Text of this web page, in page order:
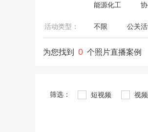
能源化工
活动类型： 不限 公关
为您找到 0 个照片直播案例
筛选： 短视频 视